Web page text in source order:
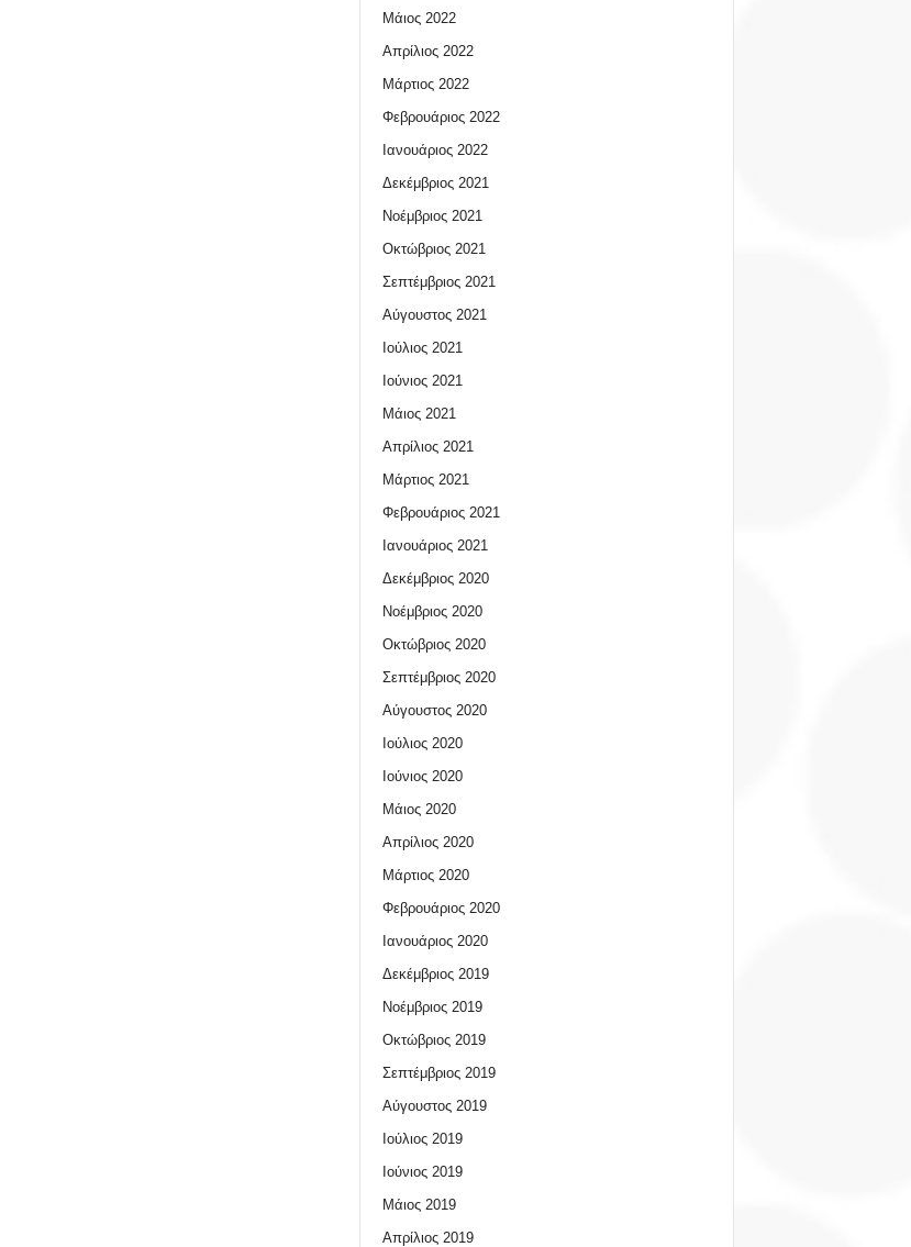
Μάιος 2022
Απρίλιος 2022
Μάρτιος 2022
Φεβρουάριος 2022
Ιανουάριος 2022
Δεκέμβριος 2021
Νοέμβριος 2021
Οκτώβριος 2021
Σεπτέμβριος 2021
Αύγουστος 2021
Ιούλιος 2021
Ιούνιος 2021
Μάιος 2021
Απρίλιος 2021
Μάρτιος 2021
Φεβρουάριος 2021
Ιανουάριος 2021
Δεκέμβριος 2020
Νοέμβριος 2020
Οκτώβριος 2020
Σεπτέμβριος 2020
Αύγουστος 2020
Ιούλιος 2020
Ιούνιος 2020
Μάιος 2020
Απρίλιος 2020
Μάρτιος 2020
Φεβρουάριος 2020
Ιανουάριος 2020
Δεκέμβριος 2019
Νοέμβριος 2019
Οκτώβριος 2019
Σεπτέμβριος 2019
Αύγουστος 2019
Ιούλιος 2019
Ιούνιος 2019
Μάιος 2019
Απρίλιος 2019